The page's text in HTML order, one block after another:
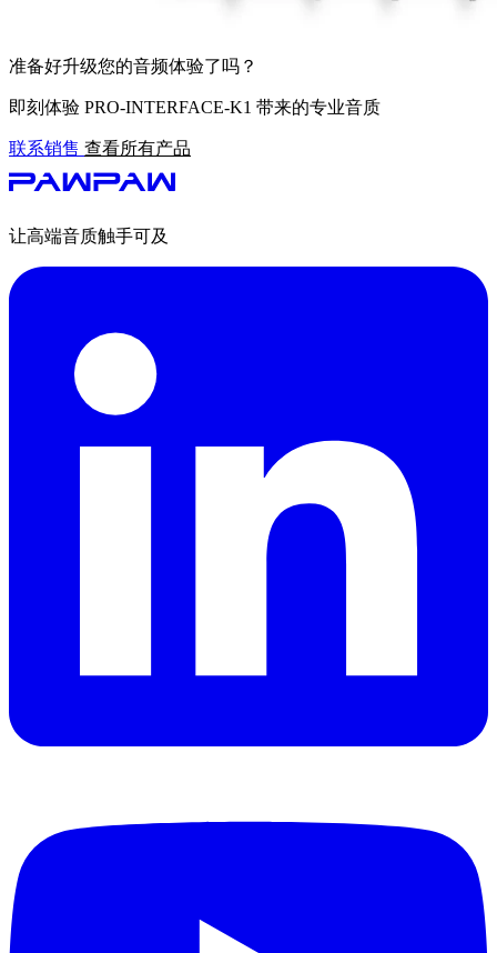
准备好升级您的音频体验了吗？
即刻体验 PRO-INTERFACE-K1 带来的专业音质
联系销售 查看所有产品
让高端音质触手可及